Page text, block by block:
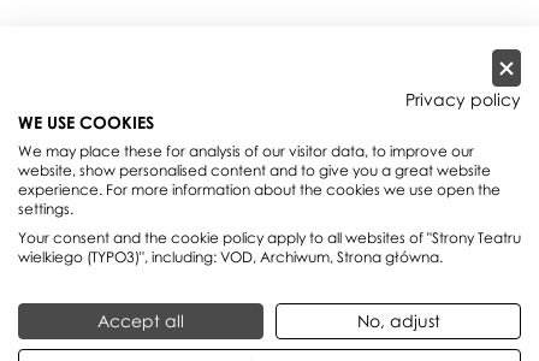
Teatr Wielki - Opera Narodowa, plac Teatralny 1, 00-950 Warszawa, skrytka
pocztowa 59
Rezerwacja miejsc:+48 22 692 02 08
Centrala: +48 22 692 02 00
Privacy policy
WE USE COOKIES
We may place these for analysis of our visitor data, to improve our
website, show personalised content and to give you a great website
experience. For more information about the cookies we use open the
settings.
Your consent and the cookie policy apply to all websites of "Strony Teatru
wielkiego (TYPO3)", including: VOD, Archiwum, Strona główna.
Accept all No, adjust